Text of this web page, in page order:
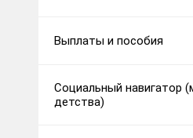
Выплаты и пособия
Социальный навигатор
детства)